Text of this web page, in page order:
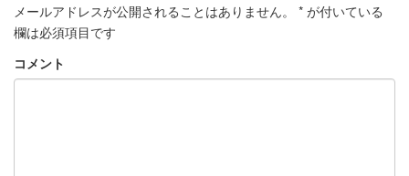
メールアドレスが公開されることはありません。 * が付いている
欄は必須項目です
コメント